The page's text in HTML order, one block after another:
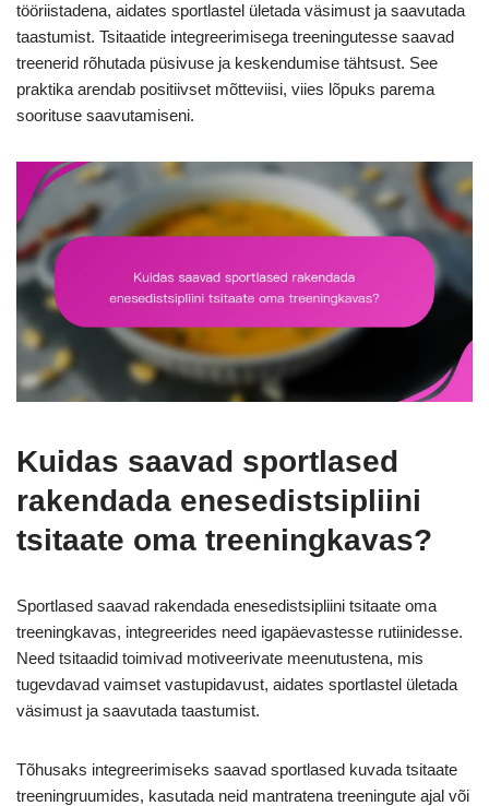
tööriistadena, aidates sportlastel ületada väsimust ja saavutada
taastumist. Tsitaatide integreerimisega treeningutesse saavad
treenerid rõhutada püsivuse ja keskendumise tähtsust. See
praktika arendab positiivset mõtteviisi, viies lõpuks parema
soorituse saavutamiseni.
Kuidas saavad sportlased
rakendada enesedistsipliini
tsitaate oma treeningkavas?
Sportlased saavad rakendada enesedistsipliini tsitaate oma
treeningkavas, integreerides need igapäevastesse rutiinidesse.
Need tsitaadid toimivad motiveerivate meenutustena, mis
tugevdavad vaimset vastupidavust, aidates sportlastel ületada
väsimust ja saavutada taastumist.
Tõhusaks integreerimiseks saavad sportlased kuvada tsitaate
treeningruumides, kasutada neid mantratena treeningute ajal või